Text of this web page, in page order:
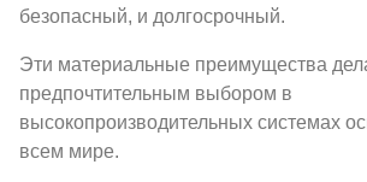
безопасный, и долгосрочный.
Эти материальные преимущества
предпочтительным выбором в
высокопроизводительных системах
всем мире.